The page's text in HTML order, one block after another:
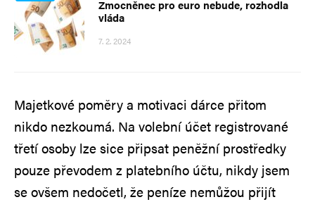
Zmocněnec pro euro nebude, rozhodla
vláda
7. 2. 2024
Majetkové poměry a motivaci dárce přitom
nikdo nezkoumá. Na volební účet registrované
třetí osoby lze sice připsat peněžní prostředky
pouze převodem z platebního účtu, nikdy jsem
se ovšem nedočetl, že peníze nemůžou přijít